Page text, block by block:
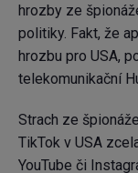
hrozby ze
politiky. Fakt, že
hrozbu pro USA,
telekomunikační
Strach ze
TikTok v USA
YouTube či